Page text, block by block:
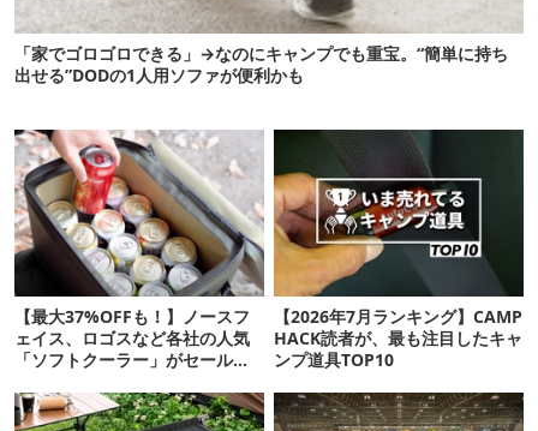
「家でゴロゴロできる」→なのにキャンプでも重宝。“簡単に持ち
出せる”DODの1人用ソファが便利かも
【最大37%OFFも！】ノースフ
ェイス、ロゴスなど各社の人気
「ソフトクーラー」がセール
【2026年7月ランキング】CAMP
HACK読者が、最も注目したキャ
ンプ道具TOP10